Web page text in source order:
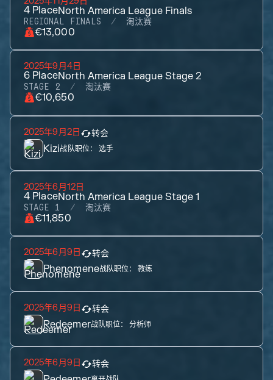
4 PlaceNorth America League Finals
REGIONAL FINALS 淘汰赛
€13,000
2025年9月4日
6 PlaceNorth America League Stage 2
STAGE 2 淘汰赛
€10,650
2025年9月2日 转会
Kizi战队职位： 选手
2025年6月12日
4 PlaceNorth America League Stage 1
STAGE 1 淘汰赛
€11,850
2025年6月9日 转会
Phenomene战队职位： 教练
2025年6月9日 转会
Redeemer战队职位： 分析师
2025年6月9日 转会